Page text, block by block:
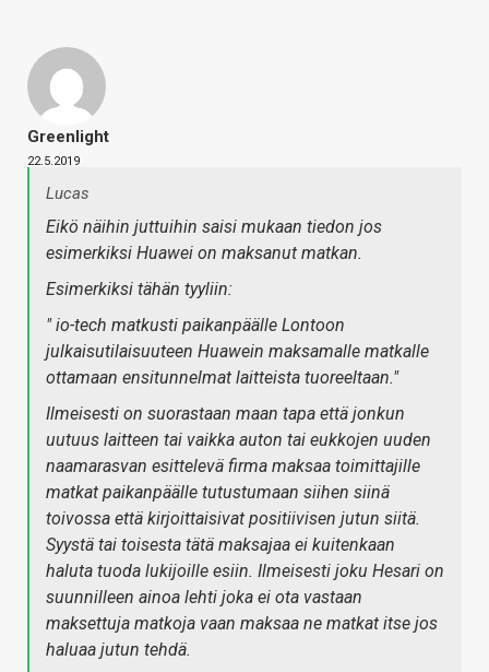
Greenlight
22.5.2019
Lucas
Eikö näihin juttuihin saisi mukaan tiedon jos
esimerkiksi Huawei on maksanut matkan.
Esimerkiksi tähän tyyliin:
" io-tech matkusti paikanpäälle Lontoon
julkaisutilaisuuteen Huawein maksamalle matkalle
ottamaan ensitunnelmat laitteista tuoreeltaan."
Ilmeisesti on suorastaan maan tapa että jonkun
uutuus laitteen tai vaikka auton tai eukkojen uuden
naamarasvan esittelevä firma maksaa toimittajille
matkat paikanpäälle tutustumaan siihen siinä
toivossa että kirjoittaisivat positiivisen jutun siitä.
Syystä tai toisesta tätä maksajaa ei kuitenkaan
haluta tuoda lukijoille esiin. Ilmeisesti joku Hesari on
suunnilleen ainoa lehti joka ei ota vastaan
maksettuja matkoja vaan maksaa ne matkat itse jos
haluaa jutun tehdä.